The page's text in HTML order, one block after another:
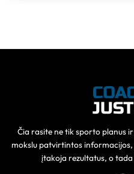
Čia rasite ne tik sporto planus
mokslu patvirtintos informacijos,
įtakoja rezultatus, o